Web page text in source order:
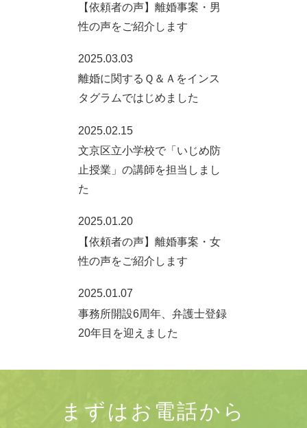
【依頼者の声】離婚事案・男
性の声をご紹介します
2025.03.03
離婚に関するＱ＆Ａをインス
タグラムではじめました
2025.02.15
文京区立小学校で「いじめ防
止授業」の講師を担当しまし
た
2025.01.20
【依頼者の声】離婚事案・女
性の声をご紹介します
2025.01.07
事務所開設6周年、弁護士登録
20年目を迎えました
まずはお電話から